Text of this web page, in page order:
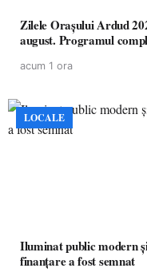
Zilele Orașului Ardud
august. Programul
acum 1 ora
LOCALE
Iluminat public modern
finanțare a fost semnat